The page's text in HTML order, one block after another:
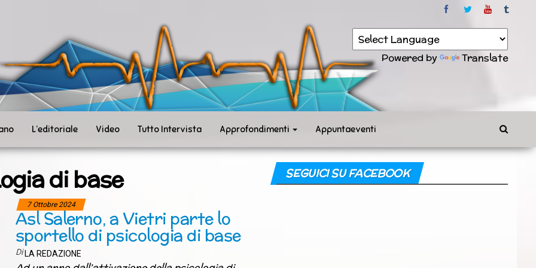
Powered by Translate
L’editoriale Video Tutto Intervista Approfondimenti Appuntaeventi
di base
7 Ottobre 2024
Asl Salerno, a Vietri parte lo
sportello di psicologia di base
Di LA REDAZIONE
SEGUICI SU FACEBOOK